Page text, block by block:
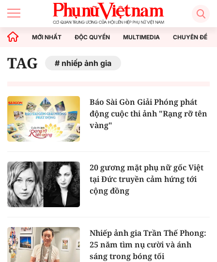
MỚI NHẤT ĐỘC QUYỀN MULTIMEDIA CHUYÊN ĐỀ
TAG nhiếp ảnh gia
Báo Sài Gòn Giải Phóng phát
động cuộc thi ảnh "Rạng rỡ tên
vàng"
20 gương mặt phụ nữ gốc Việt
tại Đức truyền cảm hứng tới
cộng đồng
Nhiếp ảnh gia Trần Thế Phong:
25 năm tìm nụ cười và ánh
sáng trong bóng tối